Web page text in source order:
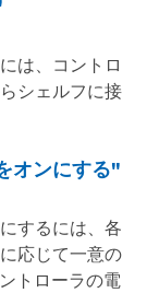
は、コントロ
シェルフに接
オンにする"
するには、各
応じて一意の
トローラの電